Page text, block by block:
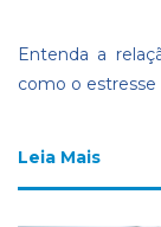
Entenda a
como o
Leia Mais